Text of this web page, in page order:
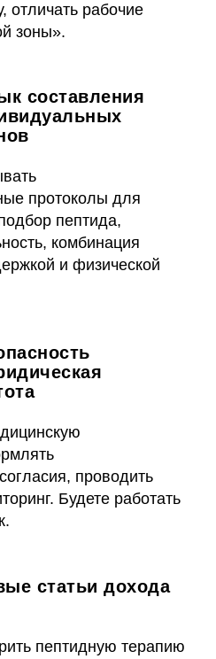
отличать рабочие
зоны».
составления
протоколы для
пептида,
комбинация
и физической
проводить
Будете работать
статьи дохода
пептидную терапию